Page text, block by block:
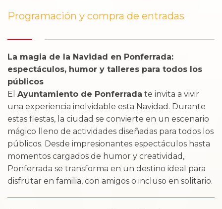
Programación y compra de entradas
La magia de la Navidad en Ponferrada:
espectáculos, humor y talleres para todos los
públicos
El Ayuntamiento de Ponferrada te invita a vivir
una experiencia inolvidable esta Navidad. Durante
estas fiestas, la ciudad se convierte en un escenario
mágico lleno de actividades diseñadas para todos los
públicos. Desde impresionantes espectáculos hasta
momentos cargados de humor y creatividad,
Ponferrada se transforma en un destino ideal para
disfrutar en familia, con amigos o incluso en solitario.